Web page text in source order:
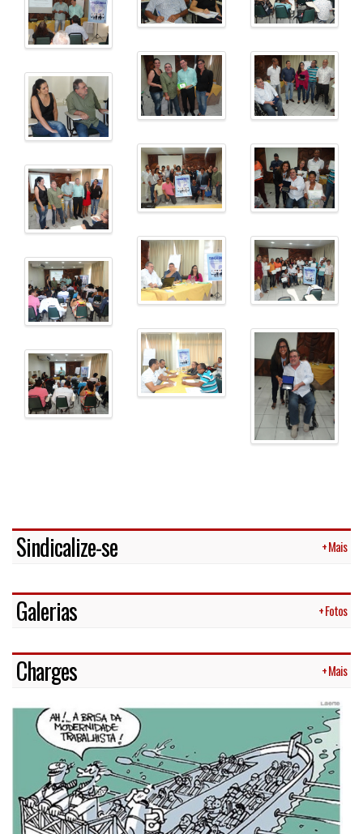
Sindicalize-se + Mais
Galerias + Fotos
Charges + Mais